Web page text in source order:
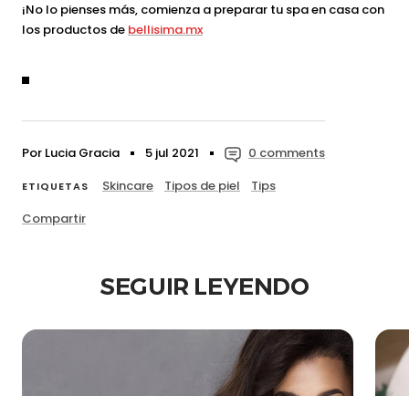
Por Lucia Gracia 5 jul 2021 0 comments
ETIQUETAS Skincare Tipos de piel
Tips
Compartir
¡No lo pienses más, comienza a preparar tu spa en casa con
los productos de bellisima.mx
SEGUIR LEYENDO